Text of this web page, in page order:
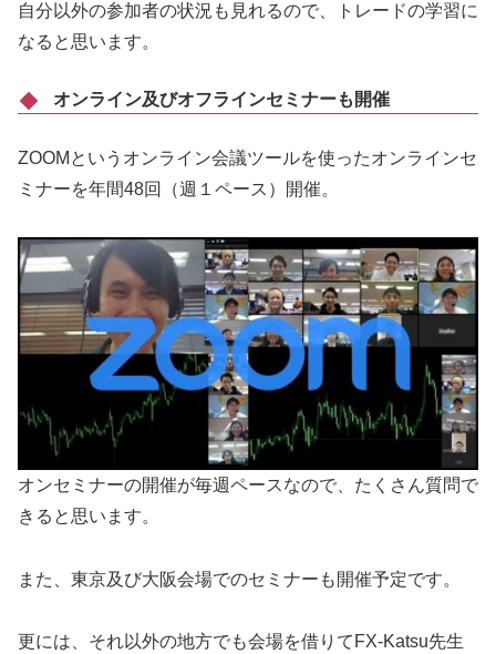
自分以外の参加者の状況も見れるので、トレードの学習に
なると思います。
オンライン及びオフラインセミナーも開催
ZOOMというオンライン会議ツールを使ったオンラインセ
ミナーを年間48回（週１ペース）開催。
オンセミナーの開催が毎週ペースなので、たくさん質問で
きると思います。
また、東京及び大阪会場でのセミナーも開催予定です。
更には、それ以外の地方でも会場を借りてFX-Katsu先生